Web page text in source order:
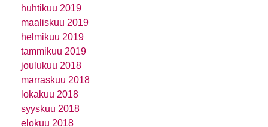
huhtikuu 2019
maaliskuu 2019
helmikuu 2019
tammikuu 2019
joulukuu 2018
marraskuu 2018
lokakuu 2018
syyskuu 2018
elokuu 2018